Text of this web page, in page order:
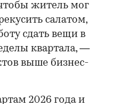
житель мог
салатом,
сдать вещи в
квартала, —
выше бизнес-
2026 года и